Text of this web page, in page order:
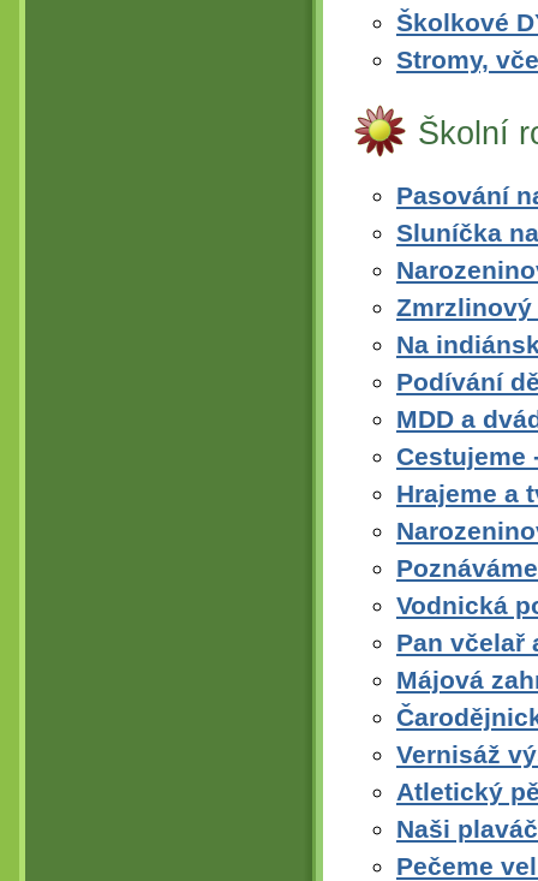
Školkové
Stromy,
Školní
Pasování
Sluníčka
Zmrzlinový
Na
Podívání
MDD a
Cestujeme
Hrajeme a
Vodnická
Pan včelař
Májová
Vernisáž
Atletický
Naši
Pečeme